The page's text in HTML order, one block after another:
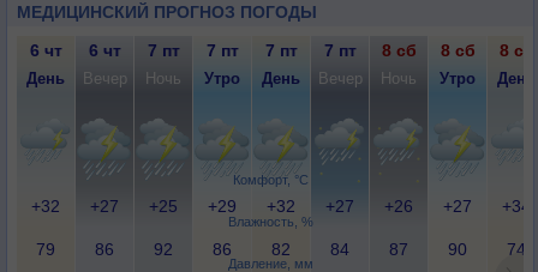
МЕДИЦИНСКИЙ ПРОГНОЗ ПОГОДЫ
Комфорт, °C
Влажность, %
Давление, мм
6 чт 6 чт 7 пт 7 пт 7 пт 7 пт 8 сб 8 сб 8 сб
День Вечер Ночь Утро День Вечер Ночь Утро День
+32 +27 +25 +29 +32 +27 +26 +27 +34
79 86 92 86 82 84 87 90 74